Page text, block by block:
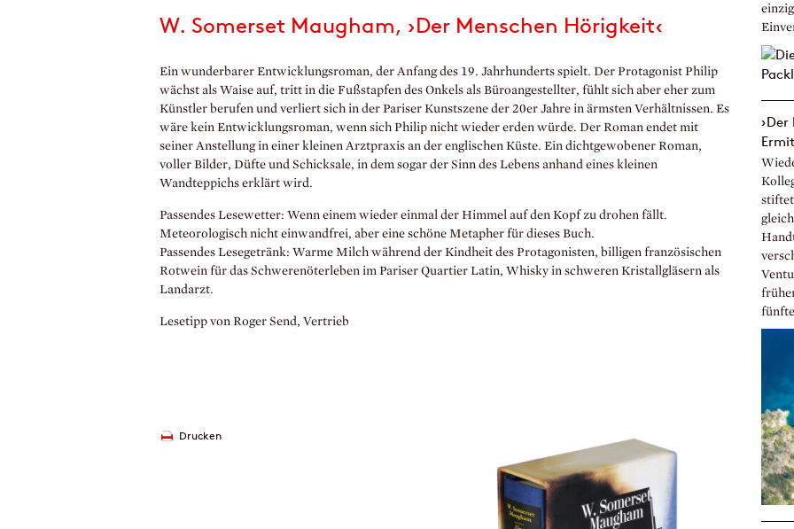
W. Somerset Maugham, ›Der Menschen Hörigkeit‹
Ein wunderbarer Entwicklungsroman, der Anfang des 19. Jahrhunderts spielt. Der Protagonist Philip
wächst als Waise auf, tritt in die Fußstapfen des Onkels als Büroangestellter, fühlt sich aber eher zum
Künstler berufen und verliert sich in der Pariser Kunstszene der 20er Jahre in ärmsten Verhältnissen. Es
wäre kein Entwicklungsroman, wenn sich Philip nicht wieder erden würde. Der Roman endet mit
seiner Anstellung in einer kleinen Arztpraxis an der englischen Küste. Ein dichtgewobener Roman,
voller Bilder, Düfte und Schicksale, in dem sogar der Sinn des Lebens anhand eines kleinen
Wandteppichs erklärt wird.
Passendes Lesewetter: Wenn einem wieder einmal der Himmel auf den Kopf zu drohen fällt.
Meteorologisch nicht einwandfrei, aber eine schöne Metapher für dieses Buch.
Passendes Lesegetränk: Warme Milch während der Kindheit des Protagonisten, billigen französischen
Rotwein für das Schwerenöterleben im Pariser Quartier Latin, Whisky in schweren Kristallgläsern als
Landarzt.
Lesetipp von Roger Send, Vertrieb
Drucken
›Der